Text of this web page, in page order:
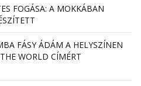
FOGÁSA: A MOKKÁBAN
FÁSY ÁDÁM A HELYSZÍNEN
WORLD CÍMÉRT